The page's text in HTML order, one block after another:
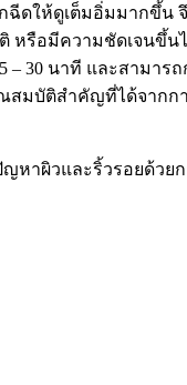
ให้ดูเต็มอิ่มมากขึ้น
หรือมีความชัดเจน
– 30 นาที และสา
สมบัติสำคัญที่ได้จา
หาผิวและริ้วรอยด้วย